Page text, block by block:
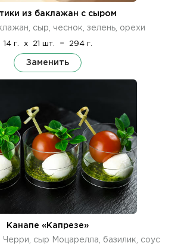
из баклажан с сыром
сыр, чеснок, зелень, орехи
14 г. x 21 шт. = 294 г.
Заменить
Канапе «Капрезе»
Черри, сыр Моцарелла, базилик, соус